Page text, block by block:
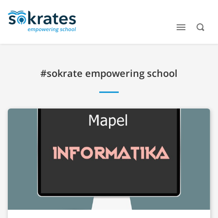
#sokrate empowering school